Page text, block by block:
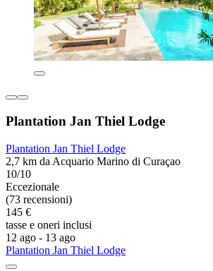
Plantation Jan Thiel Lodge
Plantation Jan Thiel Lodge
2,7 km da Acquario Marino di Curaçao
10/10
Eccezionale
(73 recensioni)
145 €
tasse e oneri inclusi
12 ago - 13 ago
Plantation Jan Thiel Lodge